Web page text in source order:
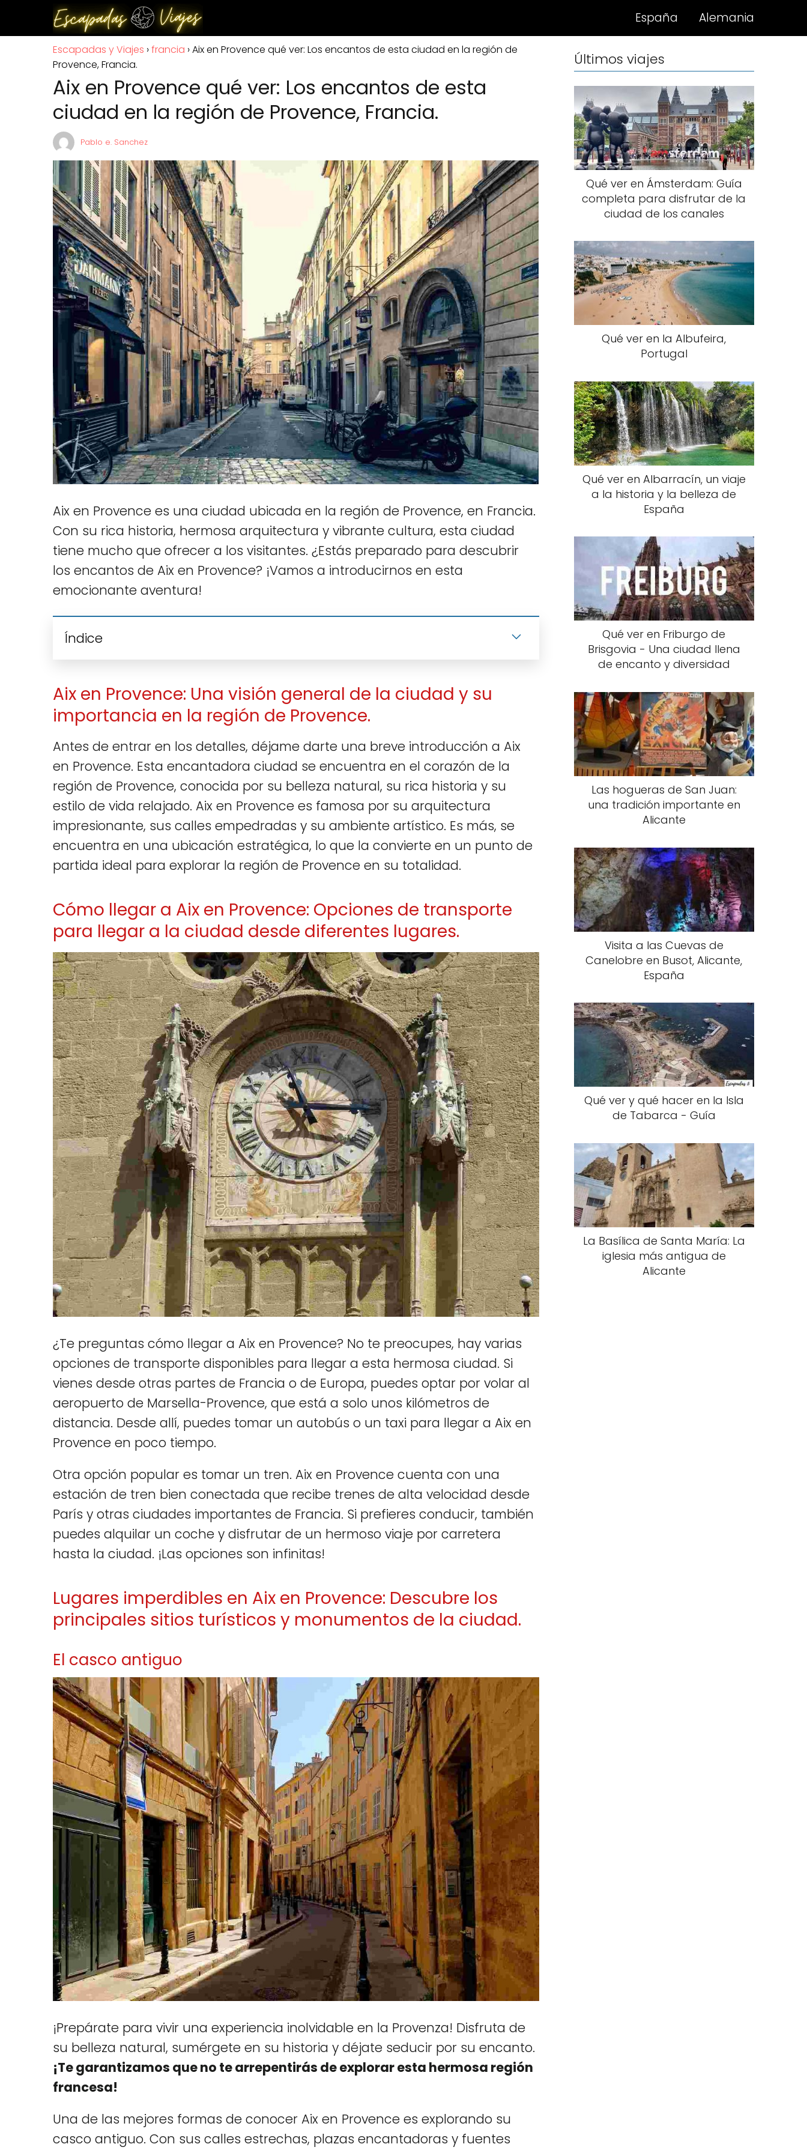
España Alemania
Escapadas y Viajes francia Aix en Provence qué ver: Los encantos de esta ciudad en la región de
Provence, Francia.
Aix en Provence qué ver: Los encantos de esta
ciudad en la región de Provence, Francia.
Pablo e. Sanchez
Aix en Provence es una ciudad ubicada en la región de Provence, en Francia.
Con su rica historia, hermosa arquitectura y vibrante cultura, esta ciudad
tiene mucho que ofrecer a los visitantes. ¿Estás preparado para descubrir
los encantos de Aix en Provence? ¡Vamos a introducirnos en esta
emocionante aventura!
Índice
Aix en Provence: Una visión general de la ciudad y su
importancia en la región de Provence.
Antes de entrar en los detalles, déjame darte una breve introducción a Aix
en Provence. Esta encantadora ciudad se encuentra en el corazón de la
región de Provence, conocida por su belleza natural, su rica historia y su
estilo de vida relajado. Aix en Provence es famosa por su arquitectura
impresionante, sus calles empedradas y su ambiente artístico. Es más, se
encuentra en una ubicación estratégica, lo que la convierte en un punto de
partida ideal para explorar la región de Provence en su totalidad.
Cómo llegar a Aix en Provence: Opciones de transporte
para llegar a la ciudad desde diferentes lugares.
¿Te preguntas cómo llegar a Aix en Provence? No te preocupes, hay varias
opciones de transporte disponibles para llegar a esta hermosa ciudad. Si
vienes desde otras partes de Francia o de Europa, puedes optar por volar al
aeropuerto de Marsella-Provence, que está a solo unos kilómetros de
distancia. Desde allí, puedes tomar un autobús o un taxi para llegar a Aix en
Provence en poco tiempo.
Otra opción popular es tomar un tren. Aix en Provence cuenta con una
estación de tren bien conectada que recibe trenes de alta velocidad desde
París y otras ciudades importantes de Francia. Si prefieres conducir, también
puedes alquilar un coche y disfrutar de un hermoso viaje por carretera
hasta la ciudad. ¡Las opciones son infinitas!
Lugares imperdibles en Aix en Provence: Descubre los
principales sitios turísticos y monumentos de la ciudad.
El casco antiguo
¡Prepárate para vivir una experiencia inolvidable en la Provenza! Disfruta de
su belleza natural, sumérgete en su historia y déjate seducir por su encanto.
¡Te garantizamos que no te arrepentirás de explorar esta hermosa región
francesa!
Una de las mejores formas de conocer Aix en Provence es explorando su
casco antiguo. Con sus calles estrechas, plazas encantadoras y fuentes
Últimos viajes
Qué ver en Ámsterdam: Guía
completa para disfrutar de la
ciudad de los canales
Qué ver en la Albufeira,
Portugal
Qué ver en Albarracín, un viaje
a la historia y la belleza de
España
Qué ver en Friburgo de
Brisgovia - Una ciudad llena
de encanto y diversidad
Las hogueras de San Juan:
una tradición importante en
Alicante
Visita a las Cuevas de
Canelobre en Busot, Alicante,
España
Qué ver y qué hacer en la Isla
de Tabarca - Guía
La Basílica de Santa María: La
iglesia más antigua de
Alicante